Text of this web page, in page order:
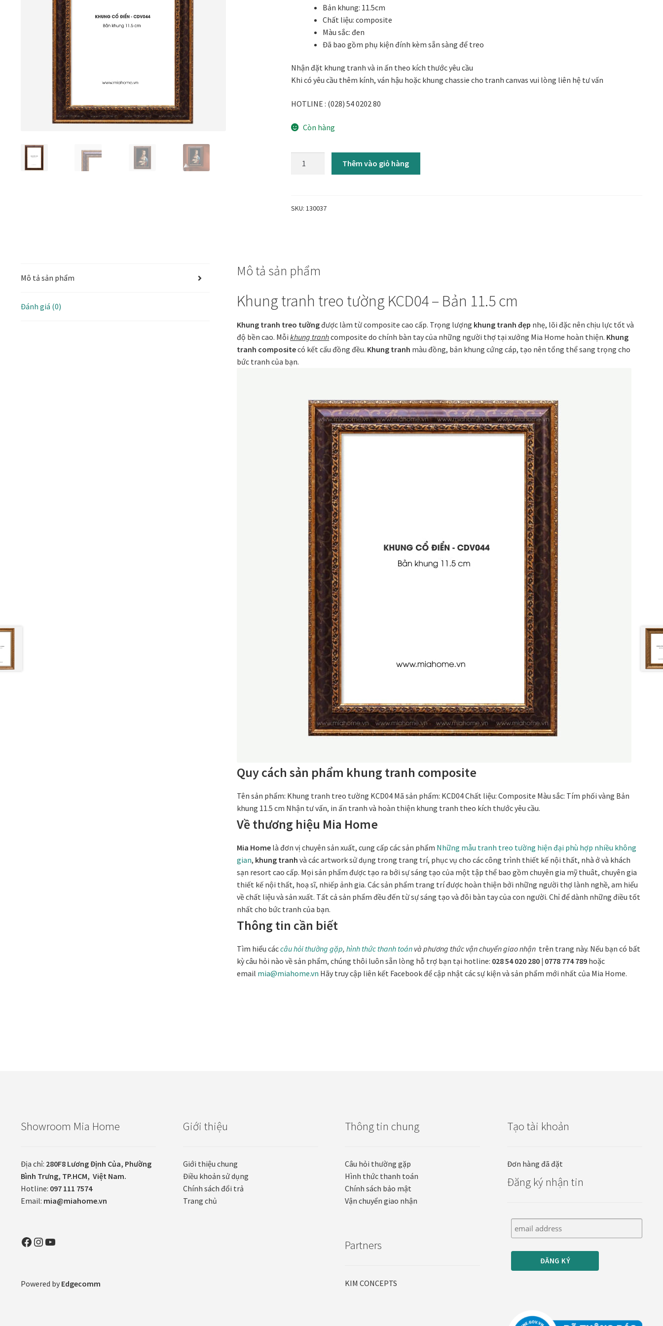
Tranh sơn mài phòng khách Tranh tặng đối tácTranh tặng khai trương Tranh tặng sếp cao cấpTranh tặng tân gia
Tranh treo phòng làm việc giám đốc Tranh treo phòng ngủ Tranh treo tườngƯU ĐÃI
Xưởng tranh Mia Home
Bản khung: 11.5cm
Chất liệu: composite
Màu sắc: đen
Đã bao gồm phụ kiện đính kèm sẵn sàng để treo
Nhận đặt khung tranh và in ấn theo kích thước yêu cầu
Khi có yêu cầu thêm kính, ván hậu hoặc khung chassie cho tranh canvas vui lòng liên hệ tư vấn
HOTLINE : (028) 54 0202 80
Còn hàng
treo
11.5
cm
lượng
Thêm vào giỏ hàng
SKU: 130037
Mô tả sản phẩm
Đánh giá (0)
Mô tả sản phẩm
Khung tranh treo tường KCD04 – Bản 11.5 cm
Khung tranh treo tườngđược làm từ composite cao cấp. Trọng lượng khung tranh đẹp nhẹ, lõi đặc nên chịu lực tốt và
độ bền cao. Mỗikhung tranhcomposite do chính bàn tay của những người thợ tại xưởng Mia Home hoàn thiện. Khung
tranh compositecó kết cấu đồng đều. Khung tranh màu đồng, bản khung cứng cáp, tạo nên tổng thể sang trọng cho
bức tranh của bạn.
Quy cách sản phẩm khung tranh composite
Tên sản phẩm: Khung tranh treo tường KCD04 Mã sản phẩm: KCD04 Chất liệu: Composite Màu sắc: Tím phối vàng Bản
khung 11.5 cm Nhận tư vấn, in ấn tranh và hoàn thiện khung tranh theo kích thước yêu cầu.
Về thương hiệu Mia Home
Mia Home là đơn vị chuyên sản xuất, cung cấp các sản phẩm Những mẫu tranh treo tường hiện đại phù hợp nhiều không
gian, khung tranh và các artwork sử dụng trong trang trí, phục vụ cho các công trình thiết kế nội thất, nhà ở và khách
sạn resort cao cấp. Mọi sản phẩm được tạo ra bởi sự sáng tạo của một tập thể bao gồm chuyên gia mỹ thuât, chuyên gia
thiết kế nội thất, hoạ sĩ, nhiếp ảnh gia. Các sản phẩm trang trí được hoàn thiện bởi những người thợ lành nghề, am hiểu
về chất liệu và sản xuất. Tất cả sản phẩm đều đến từ sự sáng tạo và đôi bàn tay của con người. Chỉ để dành những điều tốt
nhất cho bức tranh của bạn.
Thông tin cần biết
Tìm hiểu cáccâu hỏi thường gặp,hình thức thanh toán và phương thức vận chuyển giao nhận trên trang này. Nếu bạn có bất
kỳ câu hỏi nào về sản phẩm, chúng thôi luôn sẵn lòng hỗ trợ bạn tại hotline: 028 54 020 280 | 0778 774 789 hoặc
email mia@miahome.vn Hãy truy cập liên kết Facebook để cập nhật các sự kiện và sản phẩm mới nhất của Mia Home.
Showroom Mia Home
Địa chỉ: 280F8 Lương Định Của, Phường
Bình Trưng, TP.HCM, Việt Nam.
Hotline: 097 111 7574
Email: mia@miahome.vn
Facebook
Instagram
YouTube
Powered by Edgecomm
Giới thiệu
Giới thiệu chung
Điều khoản sử dụng
Chính sách đổi trả
Trang chủ
Thông tin chung
Câu hỏi thường gặp
Hình thức thanh toán
Chính sách bảo mật
Vận chuyển giao nhận
Partners
KIM CONCEPTS
Tạo tài khoản
Đơn hàng đã đặt
Đăng ký nhận tin